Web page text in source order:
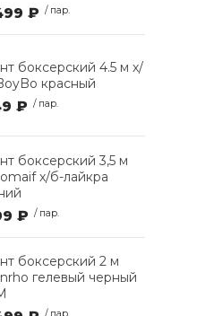
₽ / пар.
боксерский 4.5 м х/
красный
₽ / пар.
боксерский 3,5 м
х/б-лайкра
₽ / пар.
боксерский 2 м
гелевый черный